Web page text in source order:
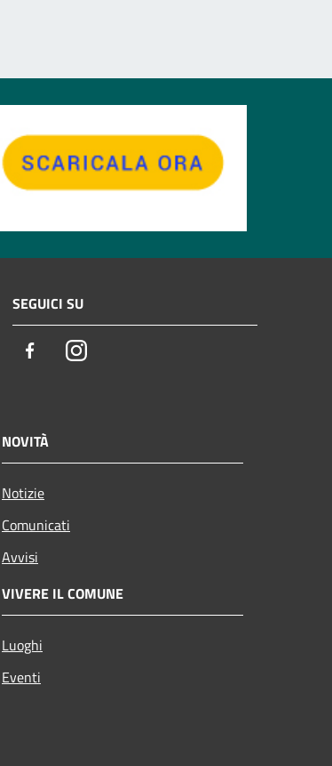
SEGUICI SU
FacebookInstagram
NOVITÀ
Notizie
Comunicati
Avvisi
VIVERE IL COMUNE
Luoghi
Eventi